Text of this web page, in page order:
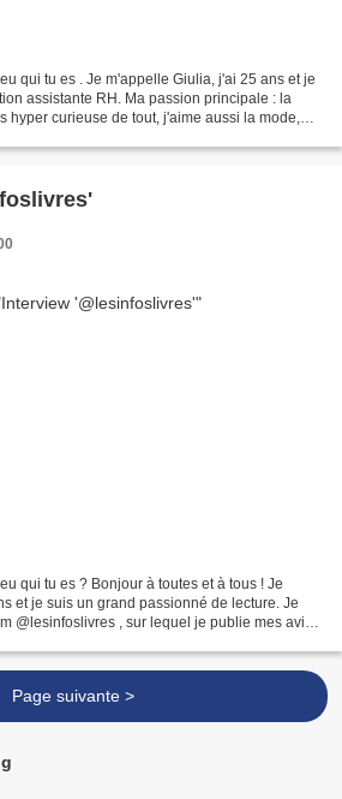
qui tu es . Je m'appelle Giulia, j'ai 25 ans et je
assistante RH. Ma passion principale : la
hyper curieuse de tout, j'aime aussi la mode,
qui tu es ? Bonjour à toutes et à tous ! Je
et je suis un grand passionné de lecture. Je
@lesinfoslivres , sur lequel je publie mes avis
Page suivante >